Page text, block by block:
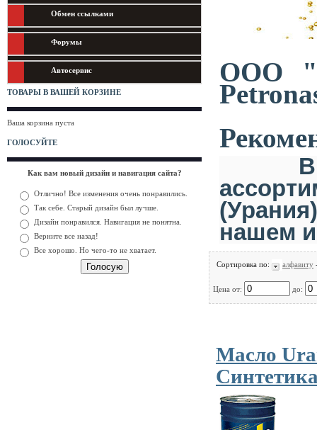
Обмен ссылками
Форумы
Автосервис
ТОВАРЫ В ВАШЕЙ КОРЗИНЕ
Ваша корзина пуста
ГОЛОСУЙТЕ
Как вам новый дизайн и навигация сайта?
Отлично! Все изменения очень понравились.
Так себе. Старый дизайн был лучше.
Дизайн понравился. Навигация не понятна.
Верните все назад!
Все хорошо. Но чего-то не хватает.
ООО
В
нашем
Сортировка по: алфавиту
Цена от: до:
Масло